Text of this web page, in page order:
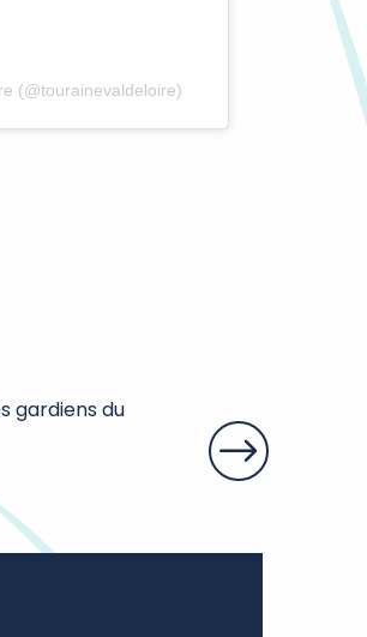
(@tourainevaldeloire)
gardiens du
Ferme
enfants. Activités